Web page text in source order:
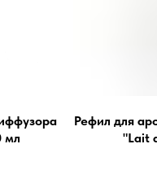
мл
Рефил для
"Lait